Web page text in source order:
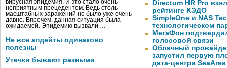
вирусная эпидемия. И это стало очень
неприятным прецедентом. Ведь столь
масштабных заражений не было уже очень
давно. Впрочем, данная ситуация была
ожидаемой. Эпидемию вызвали …
Не все апдейты одинаково
полезны
Утечки бывают разными
Directum HR Pro
рейтинге КЭДО
SimpleOne и NAS
технологическом
МегаФон
голосовой связи
Облачный
запустил первую
дата-центра